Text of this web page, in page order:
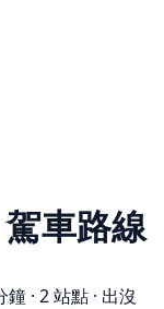
車路線
鐘 · 2 站點 · 出沒